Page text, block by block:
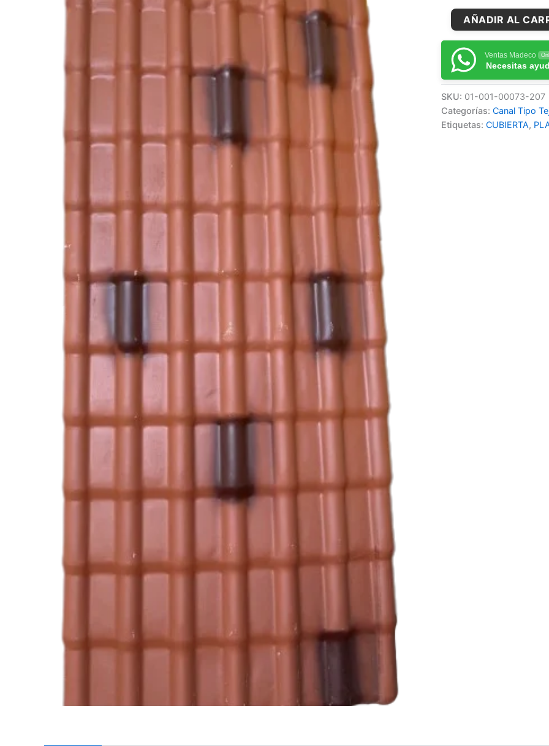
AÑADIR AL
Ventas Madeco
Necesitas
SKU: 01-001-00073-207
Categorías: Canal Tipo
Etiquetas: CUBIERTA,